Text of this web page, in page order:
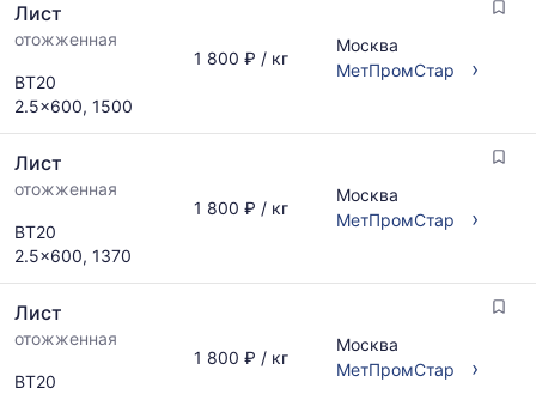
Лист
отожженная
ВТ20
2.5x600, 1500
1 800 ₽ / кг
Москва
МетПромСтар
›
Лист
отожженная
ВТ20
2.5x600, 1370
1 800 ₽ / кг
Москва
МетПромСтар
›
Лист
отожженная
ВТ20
1 800 ₽ / кг
Москва
МетПромСтар
›